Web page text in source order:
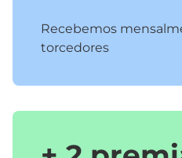
Recebemos
torcedores